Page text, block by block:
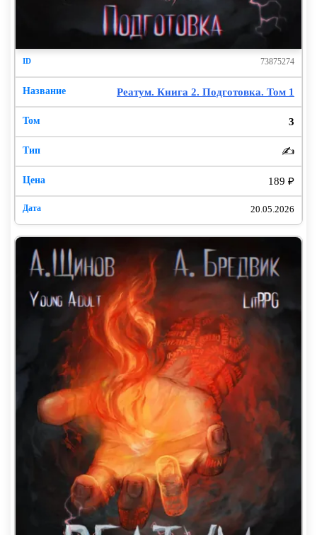
73875274
Реатум. Книга 2. Подготовка. Том 1
3
✍️
189 ₽
20.05.2026